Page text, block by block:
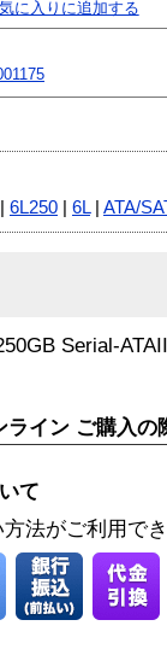
に入りに追加する
6L250 6L| ATA/
Serial-
ライン ご購入の
て
法がご利用で